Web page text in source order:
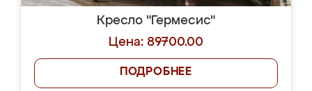
Кресло "Гермесис"
Цена: 89700.00
ПОДРОБНЕЕ